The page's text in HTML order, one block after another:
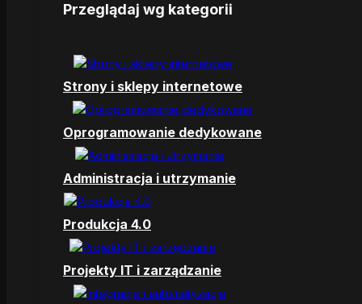
Przeglądaj wg kategorii
Strony i sklepy internetowe
Oprogramowanie dedykowane
Administracja i utrzymanie
Produkcja 4.0
Projekty IT i zarządzanie